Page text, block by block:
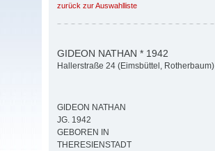
zurück zur Auswahlliste
GIDEON NATHAN * 1942
Hallerstraße 24 (Eimsbüttel, Rotherbaum)
GIDEON NATHAN
JG. 1942
GEBOREN IN
THERESIENSTADT